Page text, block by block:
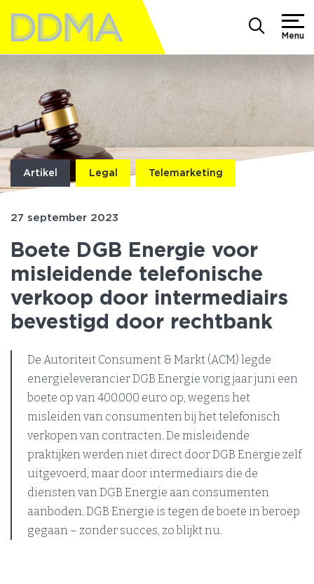
Menu
Artikel Legal Telemarketing
27 september 2023
Boete DGB Energie voor
misleidende telefonische
verkoop door intermediairs
bevestigd door rechtbank
De Autoriteit Consument & Markt (ACM) legde
energieleverancier DGB Energie vorig jaar juni een
boete op van 400.000 euro op, wegens het
misleiden van consumenten bij het telefonisch
verkopen van contracten. De misleidende
praktijken werden niet direct door DGB Energie zelf
uitgevoerd, maar door intermediairs die de
diensten van DGB Energie aan consumenten
aanboden. DGB Energie is tegen de boete in beroep
gegaan – zonder succes, zo blijkt nu.